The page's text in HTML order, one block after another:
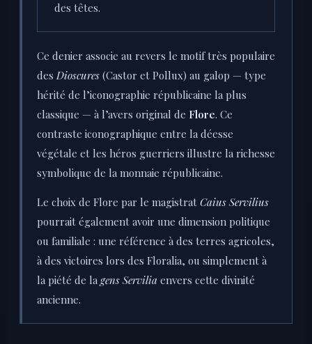
des têtes.
Ce denier associe au revers le motif très populaire
desDioscures (Castor et Pollux) au galop — type
hérité de l’iconographie républicaine la plus
classique — à l’avers original de Flore. Ce
contraste iconographique entre la déesse
végétale et les héros guerriers illustre la richesse
symbolique de la monnaie républicaine.
Le choix de Flore par le magistrat Caius Servilius
pourrait également avoir une dimension politique
ou familiale : une référence à des terres agricoles,
à des victoires lors des Floralia, ou simplement à
la piété de la gens Servilia envers cette divinité
ancienne.